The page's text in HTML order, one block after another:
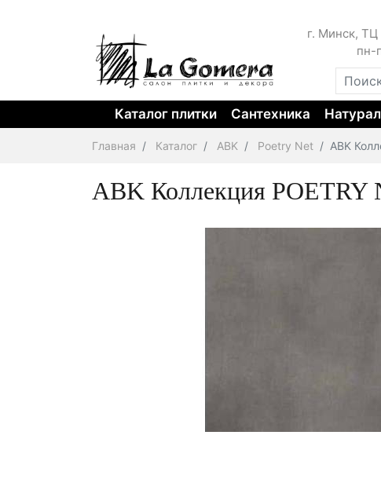
г. Минск, ТЦ
пн-
Каталог плитки Сантехника
Главная Каталог ABK Poetry Net ABK
ABK Коллекция POETRY